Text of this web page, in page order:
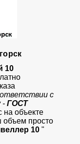
10
с
- ГОСТ
на объекте
объем просто
10 "